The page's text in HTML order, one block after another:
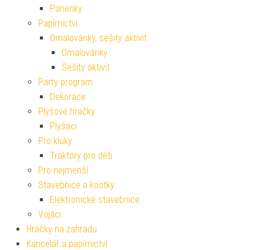
Panenky
Papírnictví
Omalovánky, sešity aktivit
Omalovánky
Sešity aktivit
Party program
Dekorace
Plyšové hračky
Plyšáci
Pro kluky
Traktory pro děti
Pro nejmenší
Stavebnice a kostky
Elektronické stavebnice
Vojáci
Hračky na zahradu
Kancelář a papírnictví